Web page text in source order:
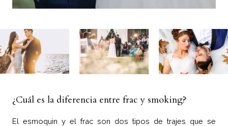
¿Cuál es la diferencia entre frac y smoking?
El esmoquin y el frac son dos tipos de trajes que se